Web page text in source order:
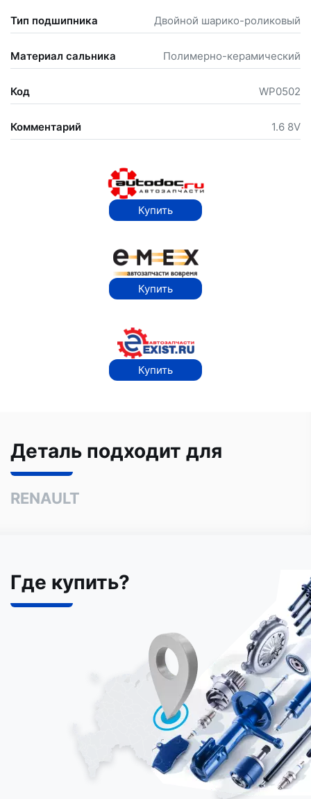
Тип подшипника Двойной шарико-роликовый
Материал сальника Полимерно-керамический
Код WP0502
Комментарий 1.6 8V
Купить
Купить
Купить
Деталь подходит для
RENAULT
Где купить?